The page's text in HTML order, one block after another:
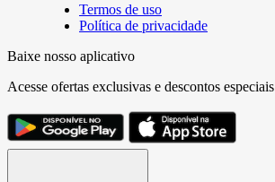
Termos de uso
Política de privacidade
Baixe nosso aplicativo
Acesse ofertas exclusivas e descontos especiais